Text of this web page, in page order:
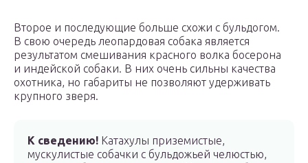
Второе и последующие больше схожи с бульдогом.
В свою очередь леопардовая собака является
результатом смешивания красного волка босерона
и индейской собаки. В них очень сильны качества
охотника, но габариты не позволяют удерживать
крупного зверя.
К сведению! Катахулы приземистые,
мускулистые собачки с бульдожьей челюстью,